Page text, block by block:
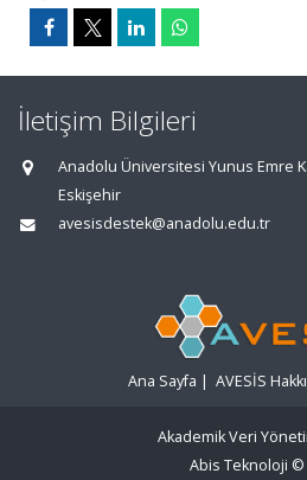
İletişim Bilgileri
Anadolu Üniversitesi Yunus Emre
Eskişehir
avesisdestek@anadolu.edu.tr
Ana Sayfa | AVESİS
Akademik Veri
Abis Teknoloji ©